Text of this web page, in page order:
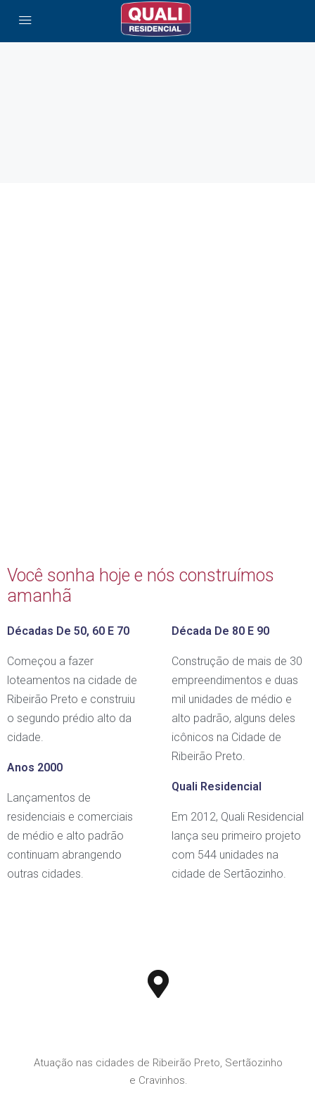
Você sonha hoje e nós construímos
amanhã
Décadas De 50, 60 E 70
Começou a fazer
loteamentos na cidade de
Ribeirão Preto e construiu
o segundo prédio alto da
cidade.
Anos 2000
Lançamentos de
residenciais e comerciais
de médio e alto padrão
continuam abrangendo
outras cidades.
Década De 80 E 90
Construção de mais de 30
empreendimentos e duas
mil unidades de médio e
alto padrão, alguns deles
icônicos na Cidade de
Ribeirão Preto.
Quali Residencial
Em 2012, Quali Residencial
lança seu primeiro projeto
com 544 unidades na
cidade de Sertãozinho.
Atuação nas cidades de Ribeirão Preto, Sertãozinho
e Cravinhos.